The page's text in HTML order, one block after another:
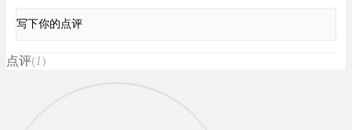
写下你的点评
点评(1)